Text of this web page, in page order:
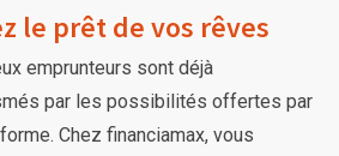
le prêt de vos rêves
emprunteurs sont déjà
par les possibilités offertes par
Chez financiamax, vous